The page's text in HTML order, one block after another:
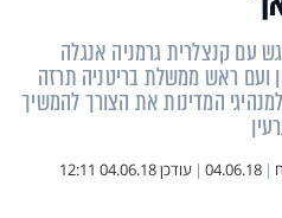
עם קנצלרית גרמניה אנגלה
ועם ראש ממשלת בריטניה תרזה
המדינות את הצורך להמשיך
|
04.06.18
| עודכן04.06.18 12:11